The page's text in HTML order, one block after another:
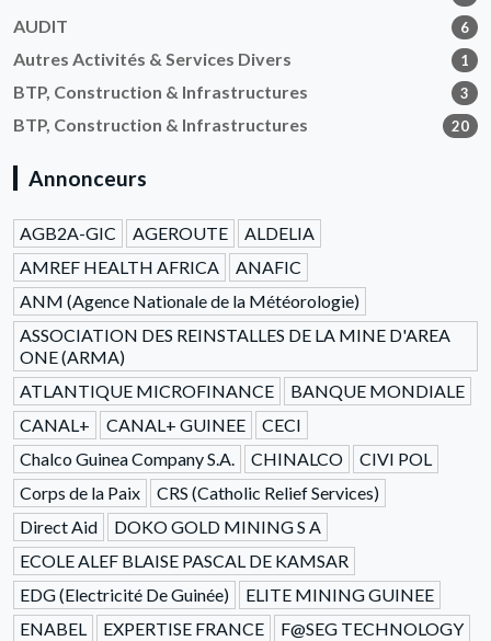
AUDIT 6
Autres Activités & Services Divers 1
BTP, Construction & Infrastructures 3
BTP, Construction & Infrastructures 20
Annonceurs
AGB2A-GIC AGEROUTE
ALDELIA
AMREF HEALTH AFRICA
ANAFIC
ANM (Agence Nationale de la Météorologie)
ASSOCIATION DES REINSTALLES DE LA MINE D'AREA
ONE (ARMA)
ATLANTIQUE MICROFINANCE
BANQUE MONDIALE
CANAL+
CANAL+ GUINEE
CECI
Chalco Guinea Company S.A.
CHINALCO
CIVI POL
Corps de la Paix
CRS (Catholic Relief Services)
Direct Aid
DOKO GOLD MINING S A
ECOLE ALEF BLAISE PASCAL DE KAMSAR
EDG (Electricité De Guinée)
ELITE MINING GUINEE
ENABEL
EXPERTISE FRANCE
F@SEG TECHNOLOGY